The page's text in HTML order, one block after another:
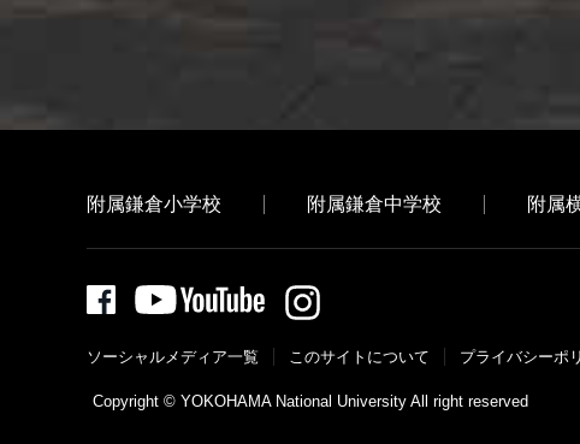
附属鎌倉小学校 附属鎌倉中学校 附属
ソーシャルメディア一覧 このサイトについて プライバシーポ
Copyright © YOKOHAMA National University All right reserved